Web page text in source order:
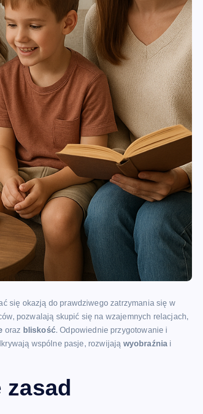
się okazją do prawdziwego zatrzymania się w
pozwalają skupić się na wzajemnych relacjach,
oraz bliskość. Odpowiednie przygotowanie i
wspólne pasje, rozwijają wyobraźnia i